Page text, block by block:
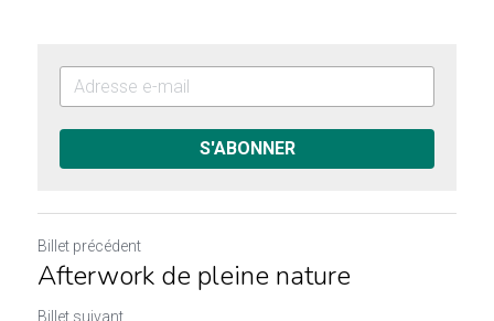
S'ABONNER
Billet précédent
Afterwork de pleine nature
Billet suivant